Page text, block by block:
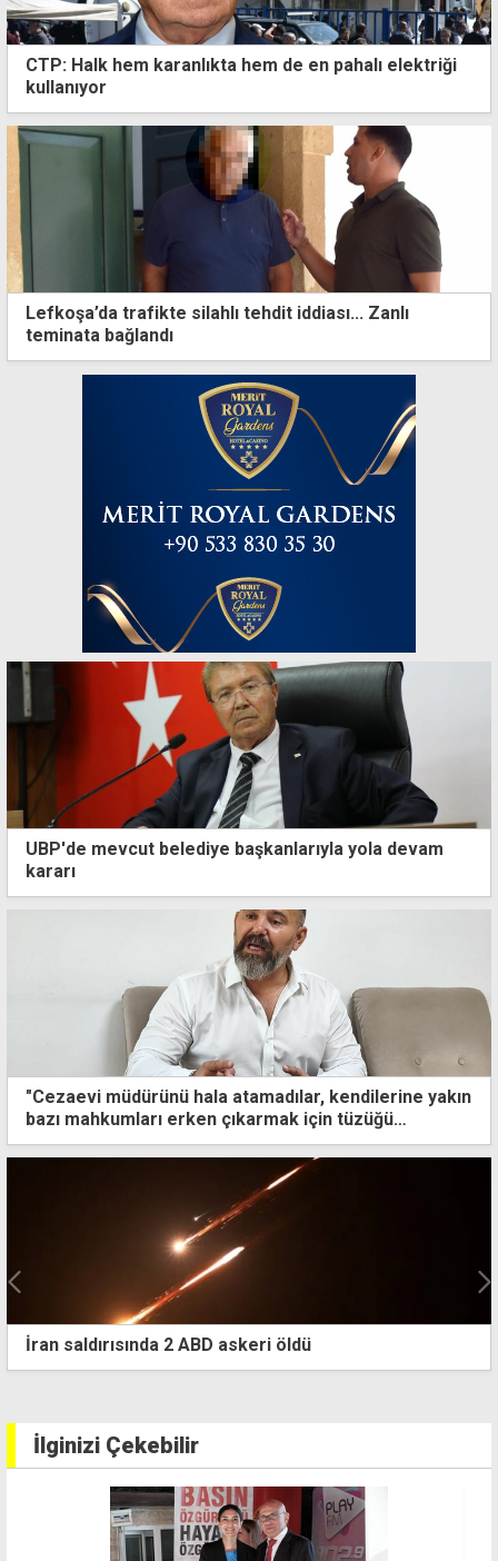
CTP: Halk hem karanlıkta hem de en pahalı elektriği
kullanıyor
Lefkoşa’da trafikte silahlı tehdit iddiası... Zanlı
teminata bağlandı
UBP'de mevcut belediye başkanlarıyla yola devam
kararı
"Cezaevi müdürünü hala atamadılar, kendilerine yakın
bazı mahkumları erken çıkarmak için tüzüğü
değiştirdiler"
öldü "9 bin sterlin çalmakla"
İlginizi Çekebilir